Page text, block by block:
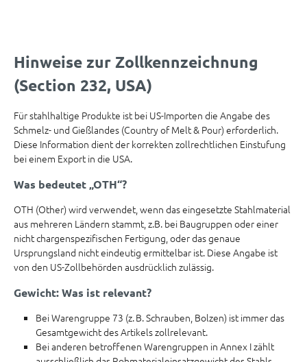
Hinweise zur Zollkennzeichnung
(Section 232, USA)
Für stahlhaltige Produkte ist bei US-Importen die Angabe des
Schmelz- und Gießlandes (Country of Melt & Pour) erforderlich.
Diese Information dient der korrekten zollrechtlichen Einstufung
bei einem Export in die USA.
Was bedeutet „OTH“?
OTH (Other) wird verwendet, wenn das eingesetzte Stahlmaterial
aus mehreren Ländern stammt, z.B. bei Baugruppen oder einer
nicht chargenspezifischen Fertigung, oder das genaue
Ursprungsland nicht eindeutig ermittelbar ist. Diese Angabe ist
von den US-Zollbehörden ausdrücklich zulässig.
Gewicht: Was ist relevant?
Bei Warengruppe 73 (z. B. Schrauben, Bolzen) ist immer das
Gesamtgewicht des Artikels zollrelevant.
Bei anderen betroffenen Warengruppen in Annex I zählt